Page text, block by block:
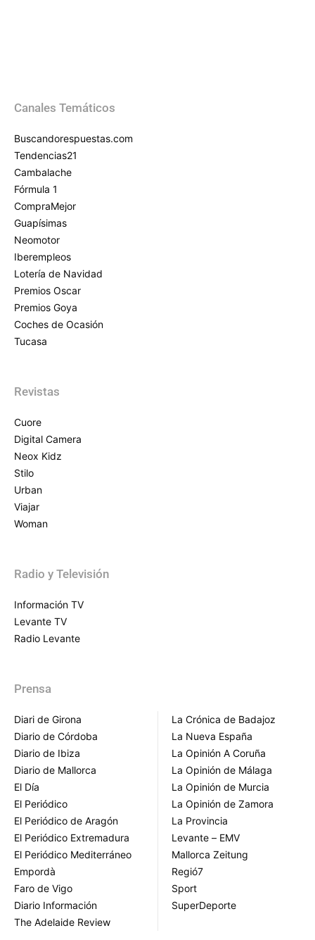
Canales Temáticos
Buscandorespuestas.com
Tendencias21
Cambalache
Fórmula 1
CompraMejor
Guapísimas
Neomotor
Iberempleos
Lotería de Navidad
Premios Oscar
Premios Goya
Coches de Ocasión
Tucasa
Revistas
Cuore
Digital Camera
Neox Kidz
Stilo
Urban
Viajar
Woman
Radio y Televisión
Información TV
Levante TV
Radio Levante
Prensa
Diari de Girona
Diario de Córdoba
Diario de Ibiza
Diario de Mallorca
El Día
El Periódico
El Periódico de Aragón
El Periódico Extremadura
El Periódico Mediterráneo
Empordà
Faro de Vigo
Diario Información
The Adelaide Review
La Crónica de Badajoz
La Nueva España
La Opinión A Coruña
La Opinión de Málaga
La Opinión de Murcia
La Opinión de Zamora
La Provincia
Levante – EMV
Mallorca Zeitung
Regió7
Sport
SuperDeporte